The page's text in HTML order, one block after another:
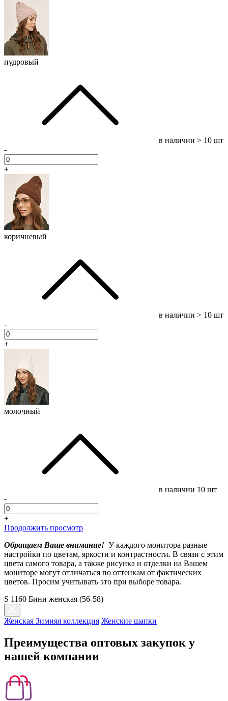
пудровый
в наличии > 10 шт
-
+
коричневый
в наличии > 10 шт
-
+
молочный
в наличии 10 шт
-
+
Продолжить просмотр
Обращаем Ваше внимание! У каждого монитора разные
настройки по цветам, яркости и контрастности. В связи с этим
цвета самого товара, а также рисунка и отделки на Вашем
мониторе могут отличаться по оттенкам от фактических
цветов. Просим учитывать это при выборе товара.
S 1160 Бини женская (56-58)
Женская Зимняя коллекция Женские шапки
Преимущества оптовых закупок у
нашей компании